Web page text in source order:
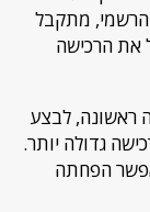
הרשמי, מתקבל
את הרכישה
ראשונה, לבצע
גדולה יותר.
הפחתה